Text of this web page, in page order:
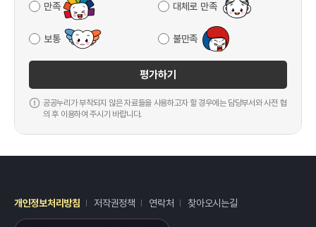
만족 대체로 만족
보통 불만족
평가하기
공공누리가 부착되지 않은 자료들을 사용하고자 할 경우에는 담당부서와 사전 협
의 후 이용하여 주시기 바랍니다.
개인정보처리방침 저작권정책 연락처 찾아오시는길